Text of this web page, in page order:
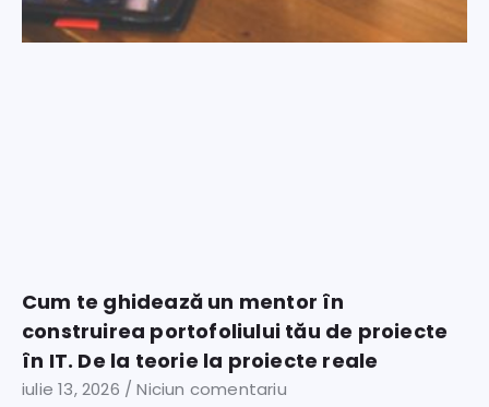
Cum te ghidează un mentor în
construirea portofoliului tău de proiecte
în IT. De la teorie la proiecte reale
iulie 13, 2026 Niciun comentariu